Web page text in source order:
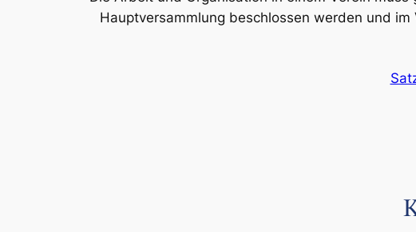
Hauptversammlung beschlossen werden und